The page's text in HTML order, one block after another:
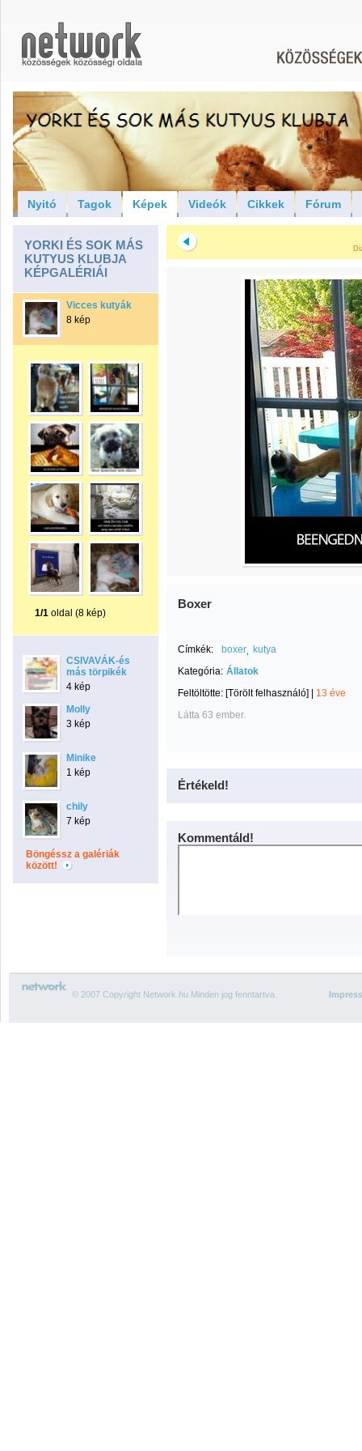
Nyitó Tagok Képek Videók Cikkek Fórum
YORKI ÉS SOK MÁS
KUTYUS KLUBJA
KÉPGALÉRIÁI
Vicces kutyák
8 kép
1/1 oldal (8 kép)
CSIVAVÁK-és
más törpikék
4 kép
Molly
3 kép
Minike
1 kép
chily
7 kép
Böngéssz a galériák
között!
Boxer
Címkék: boxer
kutya
Kategória: Állatok
Feltöltötte: [Törölt felhasználó]
13 éve
Látta 63 ember.
Értékeld!
Kommentáld!
© 2007 Copyright Network.hu Minden jog fenntartva.